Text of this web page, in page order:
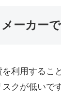
ーカー
利用するこ
クが低いです